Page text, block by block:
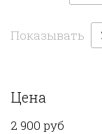
Показывать
Цена
2 900 руб